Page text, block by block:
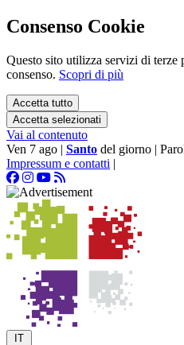
Consenso Cookie
Questo sito utilizza servizi di terze
consenso. Scopri di più
Accetta tutto
Accetta selezionati
Vai al contenuto
Ven 7 ago | Santo del giorno |
Impressum e contatti |
IT